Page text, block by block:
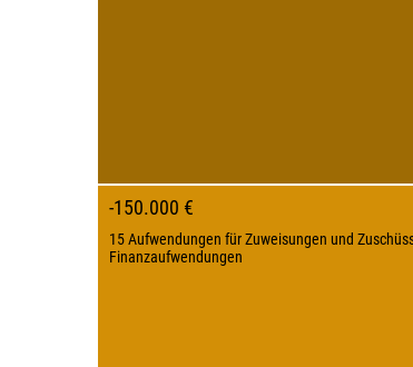
-150.000 €
15 Aufwendungen für Zuweisungen und
Finanzaufwendungen